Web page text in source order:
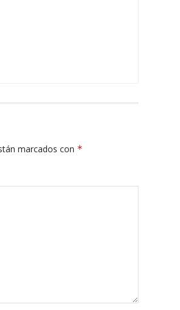
marcados con *